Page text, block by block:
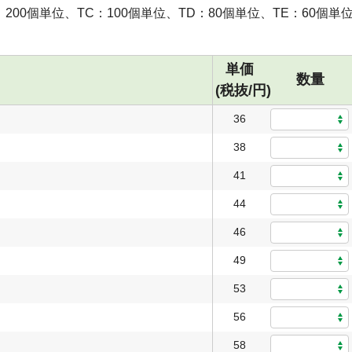
200個単位、TC：100個単位、TD：80個単位、TE：60個単
単価
(税抜/円)
数量
36
38
41
44
46
49
53
56
58